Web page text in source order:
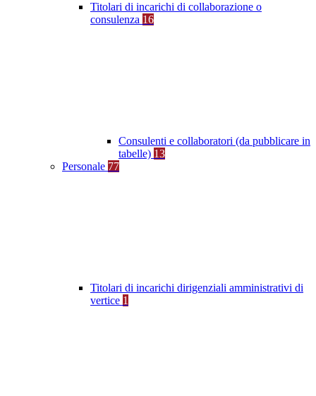
Titolari di incarichi di collaborazione o
consulenza 16
Consulenti e collaboratori (da pubblicare in
tabelle) 13
Personale 77
Titolari di incarichi dirigenziali amministrativi di
vertice 1